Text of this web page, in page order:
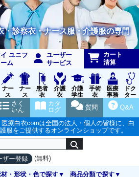
・診察衣・ナース服・介護服の専門
ユニフ
ム
ユーザー
サービス
カート
清算
ナー
ス
グッ
ズ
ナー
ス
ウェ
ア
患者
衣
介護
衣
介護
学生
実習
衣
手術
衣
医療
事務
受付
ドク
ター
ア
Q&A
質問
カタ
ログ
さく
いん
療白衣comは全国の法人・個人の皆様に、白
服をご提供するオンラインショップです。
ザー登録 (無料)
・形状・色で探す 商品分類で探す